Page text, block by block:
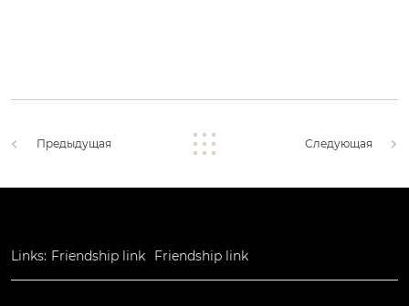
Предыдущая Следующая
Links: Friendship link Friendship link